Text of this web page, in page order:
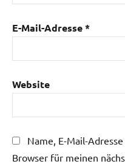
E-Mail-Adresse*
Website
Name, E-Mail-
Browser für meinen